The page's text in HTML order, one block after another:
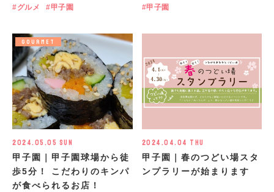
グルメ 甲子園 甲子園
GOURMET
2024.05.05 Sun
甲子園｜甲子園球場から徒
歩5分！ こだわりのキンパ
が食べられるお店！
2024.04.04 Thu
甲子園｜春のつどい場スタ
ンプラリーが始まります